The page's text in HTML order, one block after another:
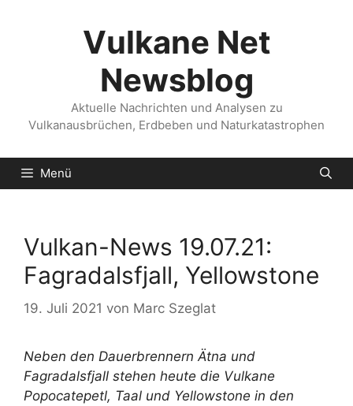
Vulkane Net
Newsblog
Aktuelle Nachrichten und Analysen zu
Vulkanausbrüchen, Erdbeben und Naturkatastrophen
Menü
Vulkan-News 19.07.21:
Fagradalsfjall, Yellowstone
19. Juli 2021 von Marc Szeglat
Neben den Dauerbrennern Ätna und
Fagradalsfjall stehen heute die Vulkane
Popocatepetl, Taal und Yellowstone in den